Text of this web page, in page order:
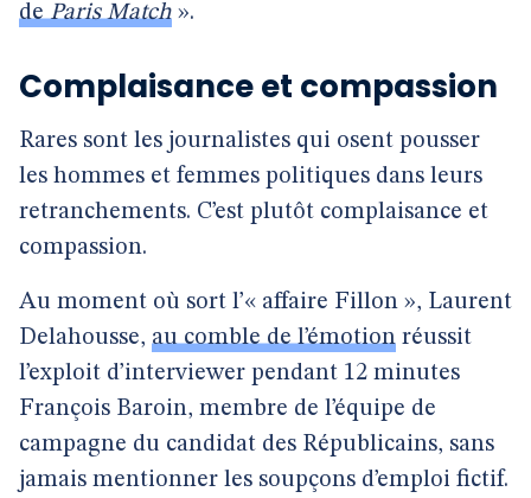
deParis Match ».
Complaisance et compassion
Rares sont les journalistes qui osent pousser
les hommes et femmes politiques dans leurs
retranchements. C’est plutôt complaisance et
compassion.
Au moment où sort l’« affaire Fillon », Laurent
Delahousse, au comble de l’émotion réussit
l’exploit d’interviewer pendant 12 minutes
François Baroin, membre de l’équipe de
campagne du candidat des Républicains, sans
jamais mentionner les soupçons d’emploi fictif.